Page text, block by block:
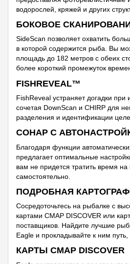
водорослей, кряжей и других
БОКОВОЕ
SideScan позволяет охватить
в которой содержится рыба. Вы
площадь до 182 метров с обеих
более короткий промежуток
FISHREVEAL™
FishReveal устраняет догадки
сочетая DownScan и CHIRP для
разделения и идентификации
СОНАР С
Благодаря функции
предлагает оптимальные
вам не придется тратить время
самостоятельно.
ПОДРОБНАЯ
Сосредоточьтесь на рыбалке с
картами CMAP DISCOVER или
поставщиков. Найдите лучшие
Eagle и прокладывайте к ним
КАРТЫ CMAP DISCOVER